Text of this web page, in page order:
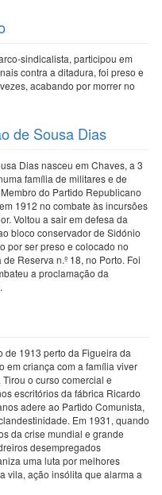
sindicalista, participou em
contra a ditadura, foi preso e
acabando por morrer no
de Sousa Dias
Dias nasceu em Chaves, a 3
família de militares e de
do Partido Republicano
1912 no combate às incursões
Voltou a sair em defesa da
bloco conservador de Sidónio
por ser preso e colocado no
Reserva n.º 18, no Porto. Foi
a proclamação da
de 1913 perto da Figueira da
em criança com a família viver
o curso comercial e
escritórios da fábrica Ricardo
adere ao Partido Comunista,
Em 1931, quando
da crise mundial e grande
desempregados
uma luta por melhores
vila, ação insólita que alarma a